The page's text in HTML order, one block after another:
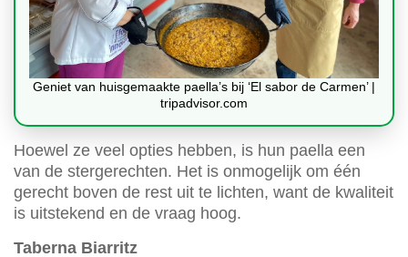
Geniet van huisgemaakte paella’s bij ‘El sabor de Carmen’ |
tripadvisor.com
Hoewel ze veel opties hebben, is hun paella een
van de stergerechten. Het is onmogelijk om één
gerecht boven de rest uit te lichten, want de kwaliteit
is uitstekend en de vraag hoog.
Taberna Biarritz